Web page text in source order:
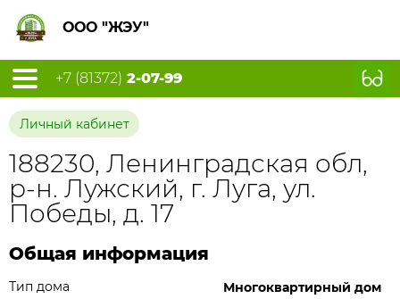
ООО "ЖЭУ"
+7 (81372) 2-07-99
Личный кабинет
188230, Ленинградская обл,
р-н. Лужский, г. Луга, ул.
Победы, д. 17
Общая информация
Тип дома
Многоквартирный дом